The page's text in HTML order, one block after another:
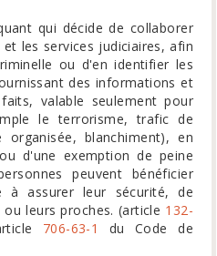
qui décide de collaborer
les services judiciaires, afin
ou d'en identifier les
des informations et
valable seulement pour
le terrorisme, trafic de
blanchiment), en
d'une exemption de peine
peuvent bénéficier
à assurer leur sécurité, de
leurs proches. (article 132-
706-63-1
du Code de